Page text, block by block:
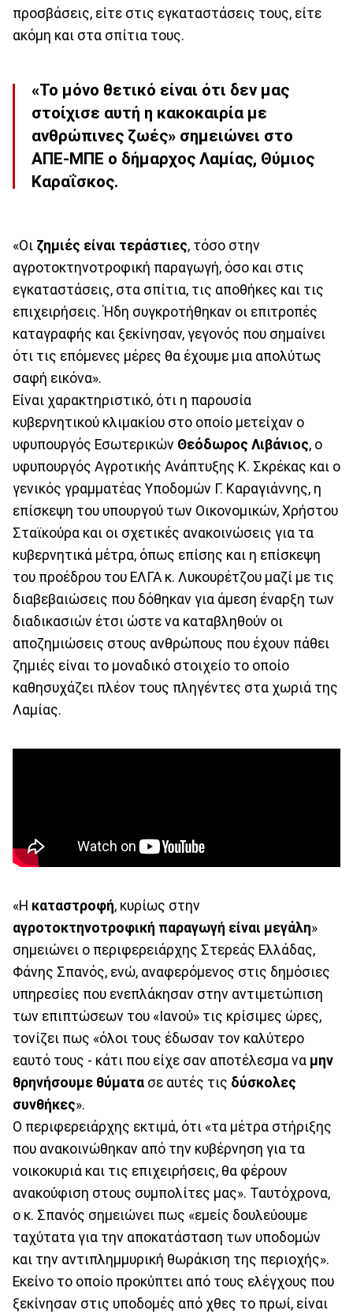
προσβάσεις, είτε στις εγκαταστάσεις τους, είτε
ακόμη και στα σπίτια τους.
«Το μόνο θετικό είναι ότι δεν μας
στοίχισε αυτή η κακοκαιρία με
ανθρώπινες ζωές» σημειώνει στο
ΑΠΕ-ΜΠΕ ο δήμαρχος Λαμίας, Θύμιος
Καραΐσκος.
«Οι ζημιές είναι τεράστιες, τόσο στην
αγροτοκτηνοτροφική παραγωγή, όσο και στις
εγκαταστάσεις, στα σπίτια, τις αποθήκες και τις
επιχειρήσεις. Ήδη συγκροτήθηκαν οι επιτροπές
καταγραφής και ξεκίνησαν, γεγονός που σημαίνει
ότι τις επόμενες μέρες θα έχουμε μια απολύτως
σαφή εικόνα».
Είναι χαρακτηριστικό, ότι η παρουσία
κυβερνητικού κλιμακίου στο οποίο μετείχαν ο
υφυπουργός Εσωτερικών Θεόδωρος Λιβάνιος, ο
υφυπουργός Αγροτικής Ανάπτυξης Κ. Σκρέκας και ο
γενικός γραμματέας Υποδομών Γ. Καραγιάννης, η
επίσκεψη του υπουργού των Οικονομικών, Χρήστου
Σταϊκούρα και οι σχετικές ανακοινώσεις για τα
κυβερνητικά μέτρα, όπως επίσης και η επίσκεψη
του προέδρου του ΕΛΓΑ κ. Λυκουρέτζου μαζί με τις
διαβεβαιώσεις που δόθηκαν για άμεση έναρξη των
διαδικασιών έτσι ώστε να καταβληθούν οι
αποζημιώσεις στους ανθρώπους που έχουν πάθει
ζημιές είναι το μοναδικό στοιχείο το οποίο
καθησυχάζει πλέον τους πληγέντες στα χωριά της
Λαμίας.
«Η καταστροφή, κυρίως στην
αγροτοκτηνοτροφική παραγωγή είναι μεγάλη»
σημειώνει ο περιφερειάρχης Στερεάς Ελλάδας,
Φάνης Σπανός, ενώ, αναφερόμενος στις δημόσιες
υπηρεσίες που ενεπλάκησαν στην αντιμετώπιση
των επιπτώσεων του «Ιανού» τις κρίσιμες ώρες,
τονίζει πως «όλοι τους έδωσαν τον καλύτερο
εαυτό τους - κάτι που είχε σαν αποτέλεσμα να μην
θρηνήσουμε θύματα σε αυτές τις δύσκολες
συνθήκες».
Ο περιφερειάρχης εκτιμά, ότι «τα μέτρα στήριξης
που ανακοινώθηκαν από την κυβέρνηση για τα
νοικοκυριά και τις επιχειρήσεις, θα φέρουν
ανακούφιση στους συμπολίτες μας». Ταυτόχρονα,
ο κ. Σπανός σημειώνει πως «εμείς δουλεύουμε
ταχύτατα για την αποκατάσταση των υποδομών
και την αντιπλημμυρική θωράκιση της περιοχής».
Εκείνο το οποίο προκύπτει από τους ελέγχους που
ξεκίνησαν στις υποδομές από χθες το πρωί, είναι